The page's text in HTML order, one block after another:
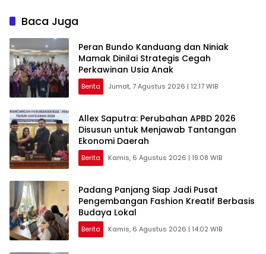
Baca Juga
Peran Bundo Kanduang dan Niniak
Mamak Dinilai Strategis Cegah
Perkawinan Usia Anak
Berita Jumat, 7 Agustus 2026 | 12:17 WIB
Allex Saputra: Perubahan APBD 2026
Disusun untuk Menjawab Tantangan
Ekonomi Daerah
Berita Kamis, 6 Agustus 2026 | 19:08 WIB
Padang Panjang Siap Jadi Pusat
Pengembangan Fashion Kreatif Berbasis
Budaya Lokal
Berita Kamis, 6 Agustus 2026 | 14:02 WIB